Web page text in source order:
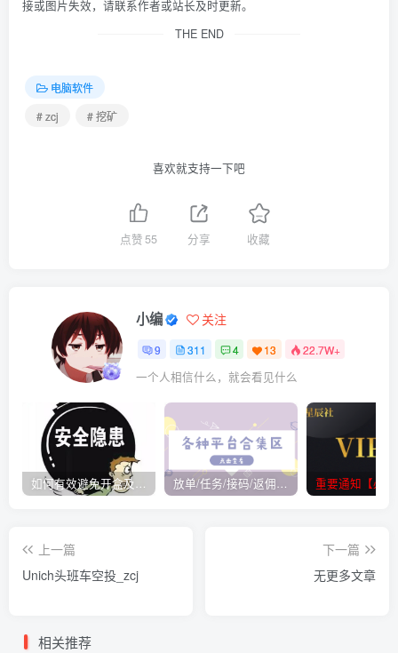
接或图片失效，请联系作者或站长及时更新。
THE END
电脑软件
# zcj
# 挖矿
喜欢就支持一下吧
点赞 55 分享 收藏
小编 关注
9 311 4 13 22.7W+
一个人相信什么，就会看见什么
如何有效避免开盒及开盒流程 放单/任务/接码/返佣/平台/合集 重要通知【必
上一篇
Unich头班车空投_zcj
下一篇
无更多文章
相关推荐